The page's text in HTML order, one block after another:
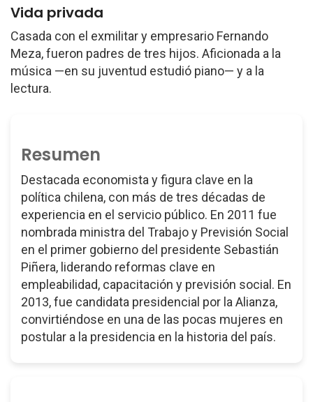
Vida privada
Casada con el exmilitar y empresario Fernando
Meza, fueron padres de tres hijos. Aficionada a la
música —en su juventud estudió piano— y a la
lectura.
Resumen
Destacada economista y figura clave en la
política chilena, con más de tres décadas de
experiencia en el servicio público. En 2011 fue
nombrada ministra del Trabajo y Previsión Social
en el primer gobierno del presidente Sebastián
Piñera, liderando reformas clave en
empleabilidad, capacitación y previsión social. En
2013, fue candidata presidencial por la Alianza,
convirtiéndose en una de las pocas mujeres en
postular a la presidencia en la historia del país.